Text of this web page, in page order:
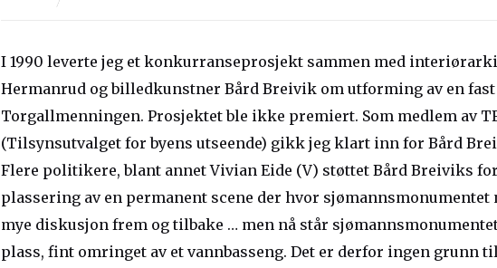
I 1990 leverte jeg et konkurranseprosjekt sammen med
Hermanrud og billedkunstner Bård Breivik om utforming av en fast
Torgallmenningen. Prosjektet ble ikke premiert. Som medlem av
(Tilsynsutvalget for byens utseende) gikk jeg klart inn for Bård
Flere politikere, blant annet Vivian Eide (V) støttet Bård Breiviks
plassering av en permanent scene der hvor sjømannsmonumentet
mye diskusjon frem og tilbake … men nå står
plass, fint omringet av et vannbasseng. Det er derfor ingen grunn